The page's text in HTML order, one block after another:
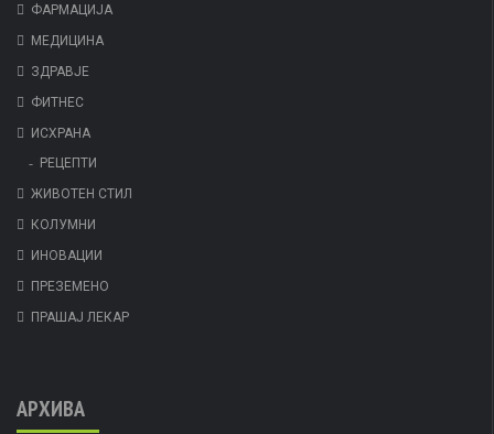
ФАРМАЦИЈА
МЕДИЦИНА
ЗДРАВЈЕ
ФИТНЕС
ИСХРАНА
РЕЦЕПТИ
ЖИВОТЕН СТИЛ
КОЛУМНИ
ИНОВАЦИИ
ПРЕЗЕМЕНО
ПРАШАЈ ЛЕКАР
АРХИВА